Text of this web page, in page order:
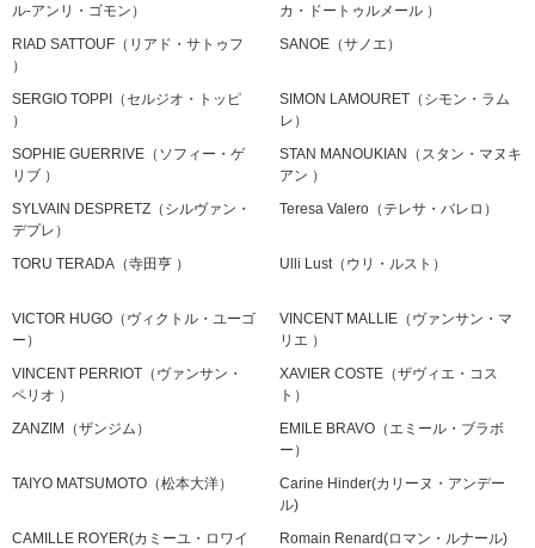
ル-アンリ・ゴモン）
カ・ドートゥルメール ）
RIAD SATTOUF（リアド・サトゥフ
）
SANOE（サノエ）
SERGIO TOPPI（セルジオ・トッピ
）
SIMON LAMOURET（シモン・ラム
レ）
SOPHIE GUERRIVE（ソフィー・ゲ
リブ ）
STAN MANOUKIAN（スタン・マヌキ
アン ）
SYLVAIN DESPRETZ（シルヴァン・
デプレ）
Teresa Valero（テレサ・バレロ）
TORU TERADA（寺田亨 ） Ulli Lust（ウリ・ルスト）
VICTOR HUGO（ヴィクトル・ユーゴ
ー）
VINCENT MALLIE（ヴァンサン・マ
リエ ）
VINCENT PERRIOT（ヴァンサン・
ペリオ ）
XAVIER COSTE（ザヴィエ・コス
ト）
ZANZIM（ザンジム）
EMILE BRAVO（エミール・ブラボ
ー）
TAIYO MATSUMOTO（松本大洋）
Carine Hinder(カリーヌ・アンデー
ル)
CAMILLE ROYER(カミーユ・ロワイ
Romain Renard(ロマン・ルナール)